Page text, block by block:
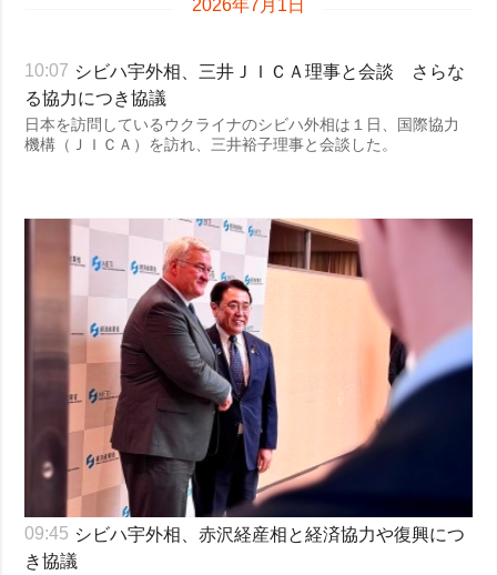
2026年7月1日
10:07 シビハ宇外相、三井ＪＩＣＡ理事と会談 さらな
る協力につき協議
日本を訪問しているウクライナのシビハ外相は１日、国際協力
機構（ＪＩＣＡ）を訪れ、三井裕子理事と会談した。
09:45 シビハ宇外相、赤沢経産相と経済協力や復興につ
き協議